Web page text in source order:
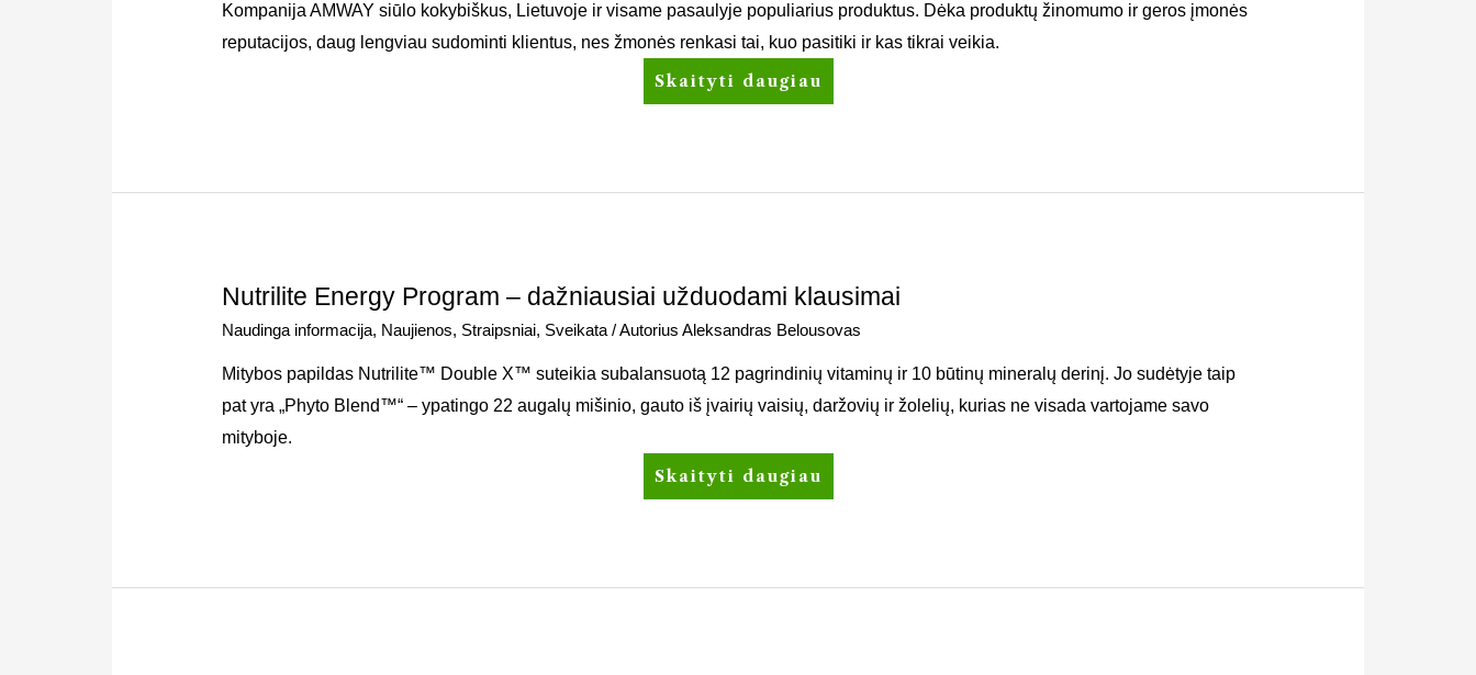
Kompanija AMWAY siūlo kokybiškus, Lietuvoje ir visame pasaulyje populiarius produktus. Dėka produktų žinomumo ir geros įmonės
reputacijos, daug lengviau sudominti klientus, nes žmonės renkasi tai, kuo pasitiki ir kas tikrai veikia.
Skaityti daugiau
Nutrilite Energy Program – dažniausiai užduodami klausimai
Naudinga informacija, Naujienos, Straipsniai, Sveikata / Autorius Aleksandras Belousovas
Mitybos papildas Nutrilite™ Double X™ suteikia subalansuotą 12 pagrindinių vitaminų ir 10 būtinų mineralų derinį. Jo sudėtyje taip
pat yra „Phyto Blend™“ – ypatingo 22 augalų mišinio, gauto iš įvairių vaisių, daržovių ir žolelių, kurias ne visada vartojame savo
mityboje.
Skaityti daugiau